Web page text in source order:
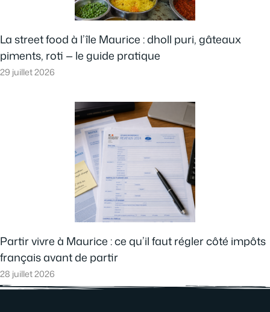
La street food à l’île Maurice : dholl puri, gâteaux
piments, roti — le guide pratique
29 juillet 2026
Partir vivre à Maurice : ce qu’il faut régler côté impôts
français avant de partir
28 juillet 2026